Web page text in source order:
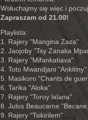
Wsłuchajmy się więc i
Zapraszam od 21.00!
Playlista:
1. Rajery "Mangina Zaza"
2. Jaojoby "Tsy Zanaka
3. Rajery "Mifankatiava"
4. Toto Mwandjani "Ankitiny"
5. Masikoro "Chants de
6. Tarika "Aloka"
7. Rajery "Toroy lalana"
8. Julos Beaucarne
9. Rajery "Tsikirilem"